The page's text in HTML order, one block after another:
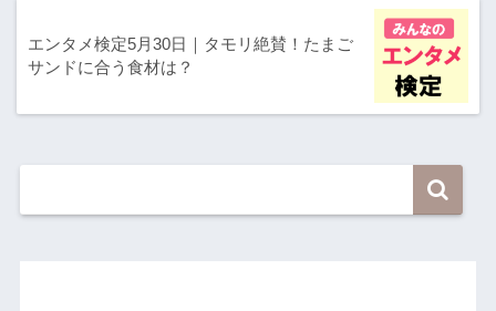
エンタメ検定5月30日｜タモリ絶賛！たまご
サンドに合う食材は？